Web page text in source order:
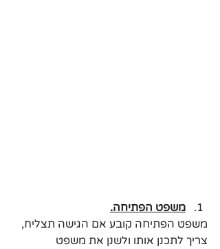
משפט הפתיחה.
משפט הפתיחה קובע אם הגישה תצליח,
צריך לתכנן אותו ולשנן את משפט